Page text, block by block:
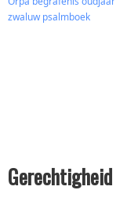
zwaluw psalmboek
Gerechtigheid